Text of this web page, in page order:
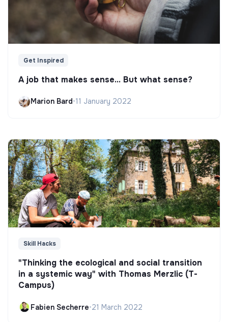
Get Inspired
A job that makes sense... But what sense?
Marion Bard•11 January 2022
Skill Hacks
"Thinking the ecological and social transition
in a systemic way" with Thomas Merzlic (T-
Campus)
Fabien Secherre•21 March 2022